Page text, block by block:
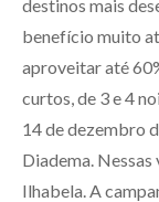
destinos mais
benefício muito
aproveitar até
curtos, de 3 e 4
14 de dezembro
Diadema. Nessas
Ilhabela. A